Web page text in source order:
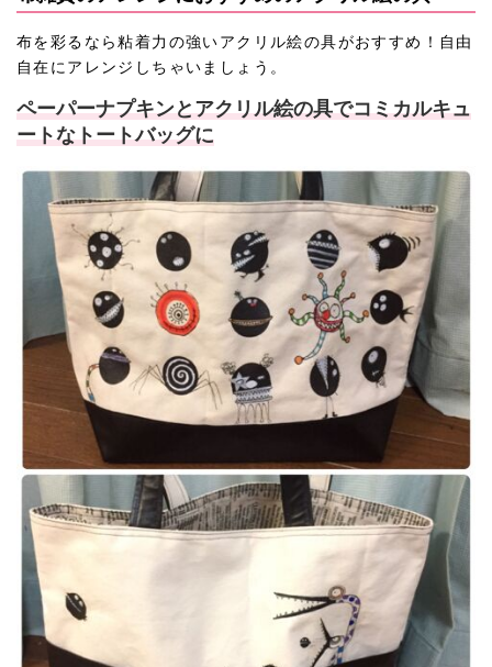
布を彩るなら粘着力の強いアクリル絵の具がおすすめ！自由
自在にアレンジしちゃいましょう。
ペーパーナプキンとアクリル絵の具でコミカルキュ
ートなトートバッグに